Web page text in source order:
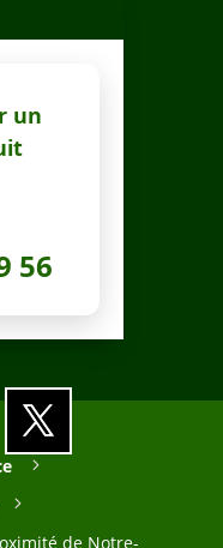
un
56
de Notre-